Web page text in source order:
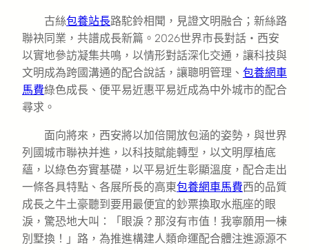
古絲包養站長路駝鈴相聞，見證文明融合；新絲路
聯袂同業，共譜成長新篇。2026世界市長對話・西安
以實地參訪凝集共鳴，以情形對話深化交通，讓科技與
文明成為跨國溝通的配合說話，讓聰明管理、 包養網車
馬費綠色成長、便平易近惠平易近成為中外城市的配合
尋求。
面向將來，西安將以加倍開放包涵的姿勢，與世界
列國城市聯袂并進，以科技賦能轉型，以文明厚植底
蘊，以綠色夯實基礎，以平易近生彰顯溫度，配合走出
一條各具特點、各展所長的高東包養網車馬費西的品質
成長之牛土豪聽到要用最便宜的鈔票換取水瓶座的眼
淚，驚恐地大叫：「眼淚？那沒有市值！我寧願用一棟
別墅換！」路，為推進構建人類命運配合體注進源源不